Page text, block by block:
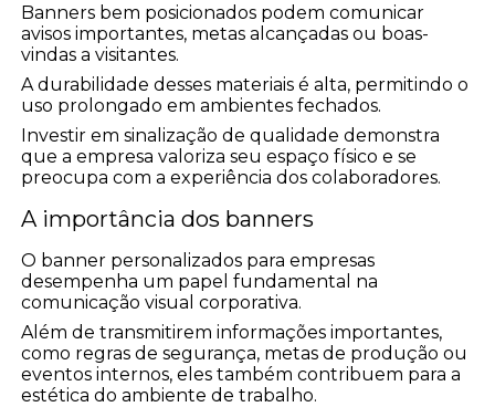
Banners bem posicionados podem comunicar
avisos importantes, metas alcançadas ou boas-
vindas a visitantes.
A durabilidade desses materiais é alta, permitindo o
uso prolongado em ambientes fechados.
Investir em sinalização de qualidade demonstra
que a empresa valoriza seu espaço físico e se
preocupa com a experiência dos colaboradores.
A importância dos banners
O banner personalizados para empresas
desempenha um papel fundamental na
comunicação visual corporativa.
Além de transmitirem informações importantes,
como regras de segurança, metas de produção ou
eventos internos, eles também contribuem para a
estética do ambiente de trabalho.